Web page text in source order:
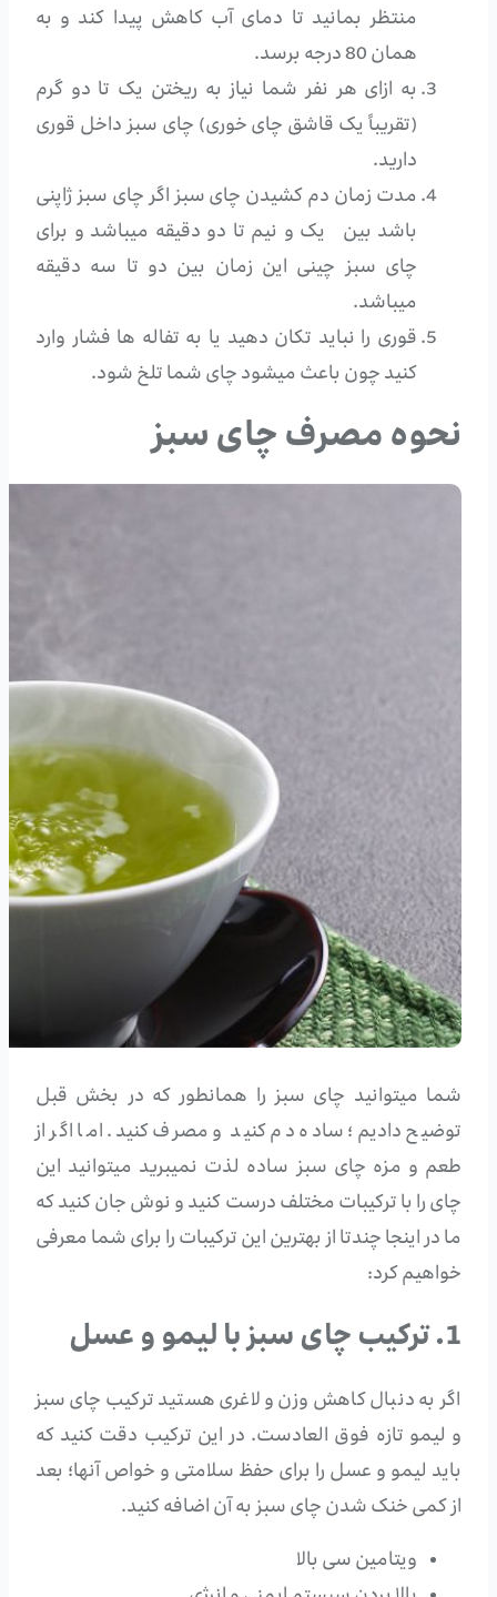
منتظر بمانید تا دمای آب کاهش پیدا کند و به
همان 80 درجه برسد.
به ازای هر نفر شما نیاز به ریختن یک تا دو گرم
(تقریباً یک قاشق چای خوری) چای سبز داخل قوری
دارید.
مدت زمان دم کشیدن چای سبز اگر چای سبز ژاپنی
باشد بین یک و نیم تا دو دقیقه میباشد و برای
چای سبز چینی این زمان بین دو تا سه دقیقه
میباشد.
قوری را نباید تکان دهید یا به تفاله ها فشار وارد
کنید چون باعث میشود چای شما تلخ شود.
نحوه مصرف چای سبز
شما میتوانید چای سبز را همانطور که در بخش قبل
توضیح دادیم؛ ساده دم کنید و مصرف کنید. اما اگر از
طعم و مزه چای سبز ساده لذت نمیبرید میتوانید این
چای را با ترکیبات مختلف درست کنید و نوش جان کنید که
ما در اینجا چندتا از بهترین این ترکیبات را برای شما معرفی
خواهیم کرد:
1. ترکیب چای سبز با لیمو و عسل
اگر به دنبال کاهش وزن و لاغری هستید ترکیب چای سبز
و لیمو تازه فوق العادست. در این ترکیب دقت کنید که
باید لیمو و عسل را برای حفظ سلامتی و خواص آنها؛ بعد
از کمی خنک شدن چای سبز به آن اضافه کنید.
ویتامین سی بالا